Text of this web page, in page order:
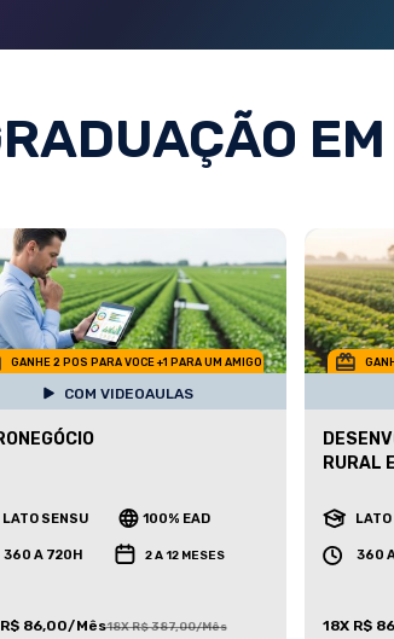
GANHE 2 POS PARA VOCE +1 PARA UM AMIGO
COM VIDEOAULAS
LATO SENSU 100% EAD
360 A 720H 2 A 12 MESES
R$ 86,00/Mês18X R$ 387,00/Mês
RURAL
360
18X R$